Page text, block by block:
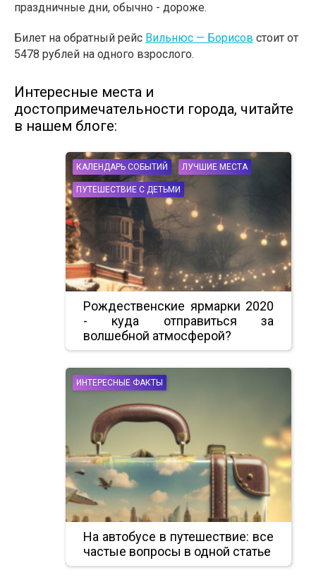
праздничные дни, обычно - дороже.
Билет на обратный рейс Вильнюс — Борисов стоит от
5478 рублей на одного взрослого.
Интересные места и
достопримечательности города, читайте
в нашем блоге:
КАЛЕНДАРЬ СОБЫТИЙ ЛУЧШИЕ МЕСТА
ПУТЕШЕСТВИЕ С ДЕТЬМИ
Рождественские ярмарки 2020
- куда отправиться за
волшебной атмосферой?
ИНТЕРЕСНЫЕ ФАКТЫ
На автобусе в путешествие: все
частые вопросы в одной статье